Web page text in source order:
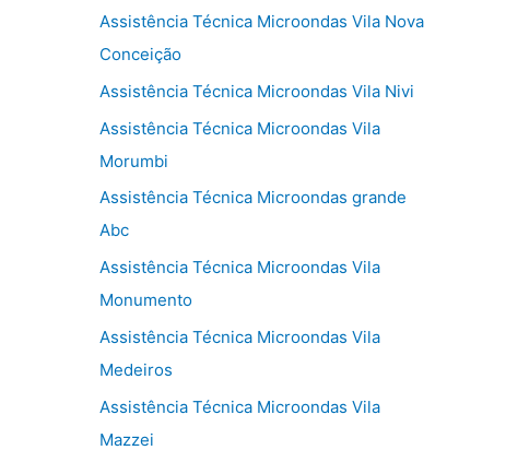
Assistência Técnica Microondas Vila Nova
Conceição
Assistência Técnica Microondas Vila Nivi
Assistência Técnica Microondas Vila
Morumbi
Assistência Técnica Microondas grande
Abc
Assistência Técnica Microondas Vila
Monumento
Assistência Técnica Microondas Vila
Medeiros
Assistência Técnica Microondas Vila
Mazzei